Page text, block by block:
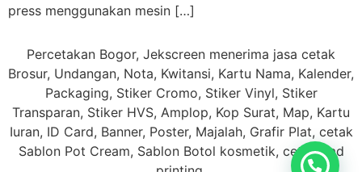
press menggunakan mesin […]
Percetakan Bogor, Jekscreen menerima jasa cetak
Brosur, Undangan, Nota, Kwitansi, Kartu Nama, Kalender,
Packaging, Stiker Cromo, Stiker Vinyl, Stiker
Transparan, Stiker HVS, Amplop, Kop Surat, Map, Kartu
Iuran, ID Card, Banner, Poster, Majalah, Grafir Plat, cetak
Sablon Pot Cream, Sablon Botol kosmetik, cetak Pad